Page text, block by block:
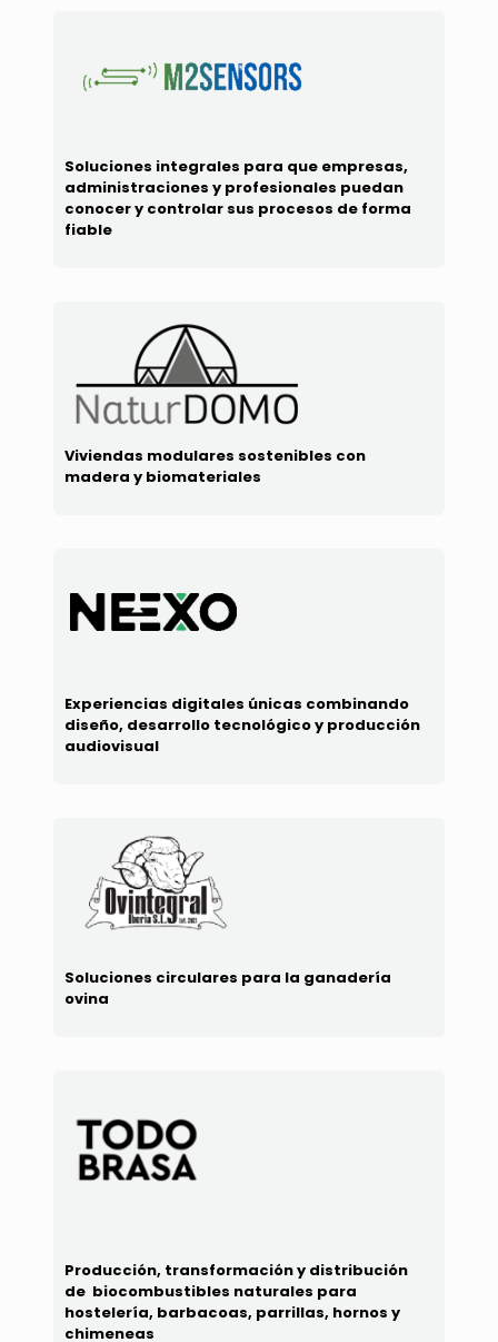
Soluciones integrales para que empresas,
administraciones y profesionales puedan
conocer y controlar sus procesos de forma
fiable
Viviendas modulares sostenibles con
madera y biomateriales
Experiencias digitales únicas combinando
diseño, desarrollo tecnológico y producción
audiovisual
Soluciones circulares para la ganadería
ovina
Producción, transformación y distribución
de biocombustibles naturales para
hostelería, barbacoas, parrillas, hornos y
chimeneas